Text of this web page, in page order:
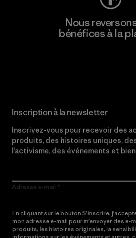
Nous
bénéfices à la
Inscription à la newsletter
Inscrivez-vous pour recevoir des
produits, des histoires uniques,
l’activisme, des événements et
Adresse e-mail
En cliquant sur le bouton S’inscrire,
mon adresse e-mail pour m’envoyer des e-
produits, les histoires originales, la